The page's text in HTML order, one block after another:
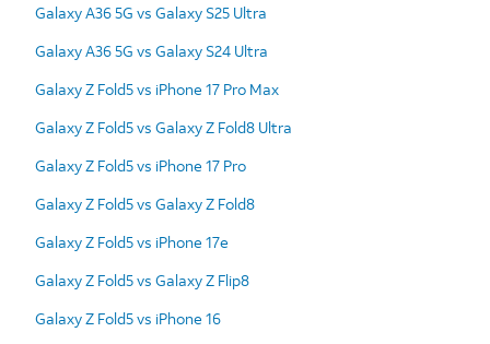
Galaxy A36 5G vs Galaxy S25 Ultra
Galaxy A36 5G vs Galaxy S24 Ultra
Galaxy Z Fold5 vs iPhone 17 Pro Max
Galaxy Z Fold5 vs Galaxy Z Fold8 Ultra
Galaxy Z Fold5 vs iPhone 17 Pro
Galaxy Z Fold5 vs Galaxy Z Fold8
Galaxy Z Fold5 vs iPhone 17e
Galaxy Z Fold5 vs Galaxy Z Flip8
Galaxy Z Fold5 vs iPhone 16